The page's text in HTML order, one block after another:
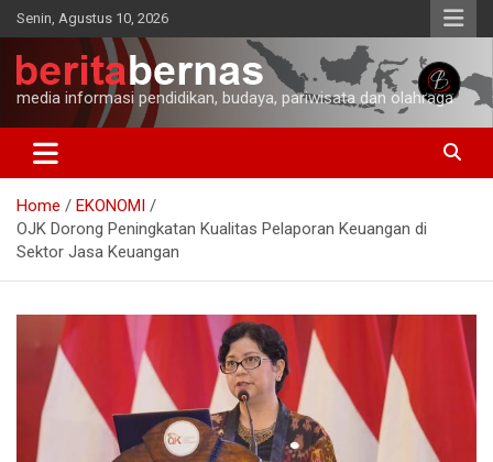
Skip
to
content
Senin, Agustus 10, 2026
media informasi pendidikan, budaya, pariwisata dan olahraga
Home
EKONOMI
OJK Dorong Peningkatan Kualitas Pelaporan Keuangan di
Sektor Jasa Keuangan